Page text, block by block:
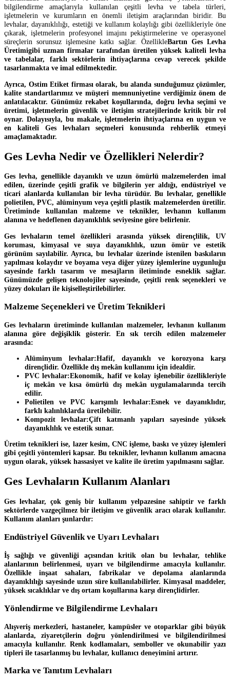
bilgilendirme amaçlarıyla kullanılan çeşitli levha ve tabela türleri,
işletmelerin ve kurumların en önemli iletişim araçlarından biridir. Bu
levhalar, dayanıklılığı, estetiği ve kullanım kolaylığı gibi özellikleriyle öne
çıkarak, işletmelerin profesyonel imajını pekiştirmelerine ve operasyonel
süreçlerin sorunsuz işlemesine katkı sağlar. ÖzellikleBartın Ges Levha
Üretimigibi uzman firmalar tarafından üretilen yüksek kaliteli levha
ve tabelalar, farklı sektörlerin ihtiyaçlarına cevap verecek şekilde
tasarlanmakta ve imal edilmektedir.
Ayrıca, Ostim Etiket firması olarak, bu alanda sunduğumuz çözümler,
kalite standartlarımız ve müşteri memnuniyetine verdiğimiz önem de
anlatılacaktır. Günümüz rekabet koşullarında, doğru levha seçimi ve
üretimi, işletmelerin güvenlik ve iletişim stratejilerinde kritik bir rol
oynar. Dolayısıyla, bu makale, işletmelerin ihtiyaçlarına en uygun ve
en kaliteli Ges levhaları seçmeleri konusunda rehberlik etmeyi
amaçlamaktadır.
Ges Levha Nedir ve Özellikleri Nelerdir?
Ges levha, genellikle dayanıklı ve uzun ömürlü malzemelerden imal
edilen, üzerinde çeşitli grafik ve bilgilerin yer aldığı, endüstriyel ve
ticari alanlarda kullanılan bir levha türüdür. Bu levhalar, genellikle
polietilen, PVC, alüminyum veya çeşitli plastik malzemelerden üretilir.
Üretiminde kullanılan malzeme ve teknikler, levhanın kullanım
alanına ve hedeflenen dayanıklılık seviyesine göre belirlenir.
Ges levhaların temel özellikleri arasında yüksek dirençlilik, UV
koruması, kimyasal ve suya dayanıklılık, uzun ömür ve estetik
görünüm sayılabilir. Ayrıca, bu levhalar üzerinde istenilen baskıların
yapılması kolaydır ve boyama veya diğer yüzey işlemlerine uygunluğu
sayesinde farklı tasarım ve mesajların iletiminde esneklik sağlar.
Günümüzde gelişen teknolojiler sayesinde, çeşitli renk seçenekleri ve
yüzey dokuları ile kişiselleştirilebilirler.
Malzeme Seçenekleri ve Üretim Teknikleri
Ges levhaların üretiminde kullanılan malzemeler, levhanın kullanım
alanına göre değişiklik gösterir. En sık tercih edilen malzemeler
arasında:
Alüminyum levhalar:Hafif, dayanıklı ve korozyona karşı
dirençlidir. Özellikle dış mekân kullanımı için idealdir.
PVC levhalar:Ekonomik, hafif ve kolay işlenebilir özellikleriyle
iç mekân ve kısa ömürlü dış mekân uygulamalarında tercih
edilir.
Polietilen ve PVC karışımlı levhalar:Esnek ve dayanıklıdır,
farklı kalınlıklarda üretilebilir.
Kompozit levhalar:Çift katmanlı yapıları sayesinde yüksek
dayanıklılık ve estetik sunar.
Üretim teknikleri ise, lazer kesim, CNC işleme, baskı ve yüzey işlemleri
gibi çeşitli yöntemleri kapsar. Bu teknikler, levhanın kullanım amacına
uygun olarak, yüksek hassasiyet ve kalite ile üretim yapılmasını sağlar.
Ges Levhaların Kullanım Alanları
Ges levhalar, çok geniş bir kullanım yelpazesine sahiptir ve farklı
sektörlerde vazgeçilmez bir iletişim ve güvenlik aracı olarak kullanılır.
Kullanım alanları şunlardır:
Endüstriyel Güvenlik ve Uyarı Levhaları
İş sağlığı ve güvenliği açısından kritik olan bu levhalar, tehlike
alanlarının belirlenmesi, uyarı ve bilgilendirme amacıyla kullanılır.
Özellikle inşaat sahaları, fabrikalar ve depolama alanlarında
dayanıklılığı sayesinde uzun süre kullanılabilirler. Kimyasal maddeler,
yüksek sıcaklıklar ve dış ortam koşullarına karşı dirençlidirler.
Yönlendirme ve Bilgilendirme Levhaları
Alışveriş merkezleri, hastaneler, kampüsler ve otoparklar gibi büyük
alanlarda, ziyaretçilerin doğru yönlendirilmesi ve bilgilendirilmesi
amacıyla kullanılır. Renk kodlamaları, semboller ve okunabilir yazı
tipleri ile tasarlanmış bu levhalar, kullanıcı deneyimini artırır.
Marka ve Tanıtım Levhaları